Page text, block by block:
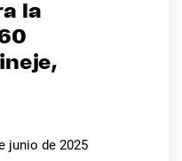
la
junio de 2025